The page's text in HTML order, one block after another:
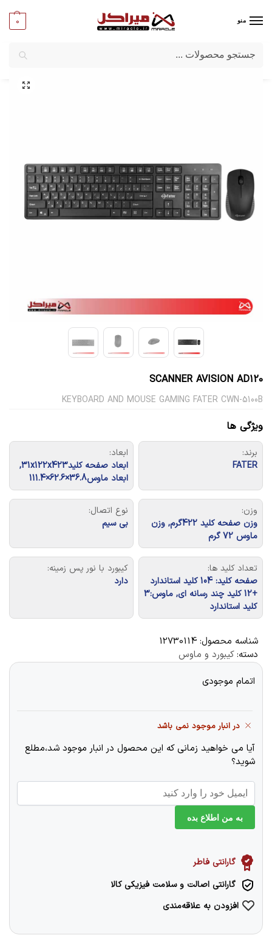
منو 0
میراکل/کامپیوتر/قطعات جانبی
SCANNER AVISION AD120
KEYBOARD AND MOUSE GAMING FATER CWN-5100B
ویژگی ها
برند:
FATER
ابعاد:
ابعاد صفحه کلید31x122x423,
ابعاد ماوس36.8×62.6×111.4
وزن:
وزن صفحه کلید 422گرم, وزن
ماوس 72 گرم
نوع اتصال:
بی سیم
تعداد کلید ها:
صفحه کلید: 104 کلید استاندارد
+12 کلید چند رسانه ای, ماوس:3
کلید استاندارد
کیبورد با نور پس زمینه:
دارد
شناسه محصول: 12730114
دسته:کیبورد و ماوس
اتمام موجودی
در انبار موجود نمی باشد
آیا می خواهید زمانی که این محصول در انبار موجود شد،مطلع
شوید؟
به من اطلاع بده
گارانتی فاطر
گارانتی اصالت و سلامت فیزیکی کالا
افزودن به علاقه‌مندی